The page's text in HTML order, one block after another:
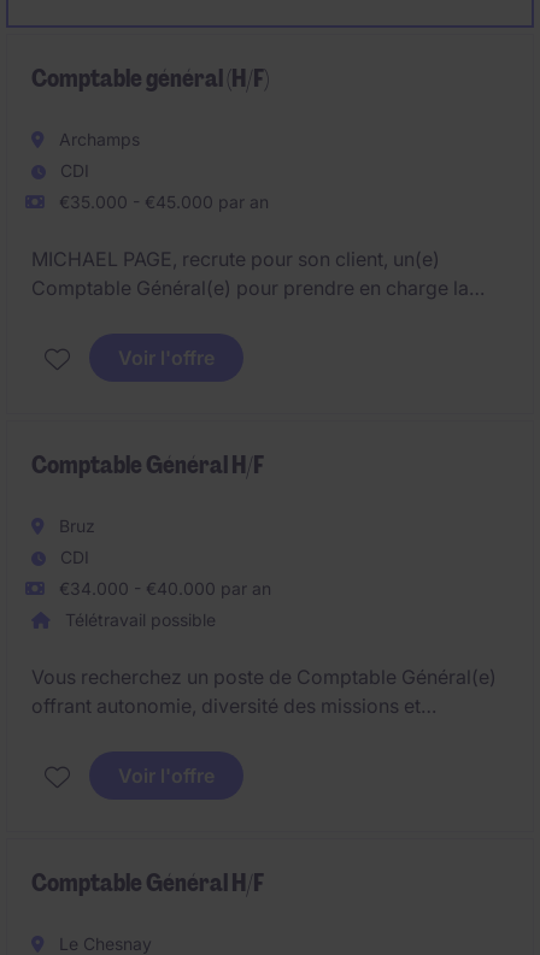
Comptable général (H/F)
Archamps
CDI
€35.000 - €45.000 par an
MICHAEL PAGE, recrute pour son client, un(e)
Comptable Général(e) pour prendre en charge la
groupe.
l'autonomie et l'amélioration continue sont
Voir l'offre
Comptable Général H/F
Bruz
CDI
€34.000 - €40.000 par an
Télétravail possible
Vous recherchez un poste de Comptable Général(e)
offrant autonomie, diversité des missions et
de son secteur, recherche un(e) professionnel(le) de
la comptabilité capable de prendre en charge un
Voir l'offre
Comptable Général H/F
Le Chesnay